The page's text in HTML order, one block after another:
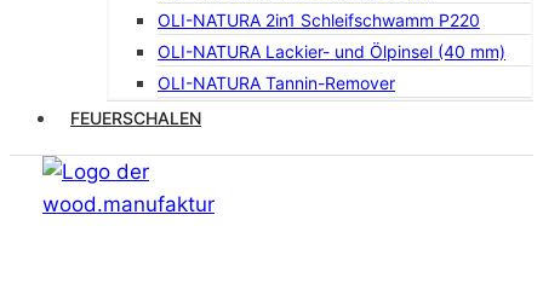
OLI-NATURA 2in1 Schleifschwamm P220
OLI-NATURA Lackier- und Ölpinsel (40 mm)
OLI-NATURA Tannin-Remover
FEUERSCHALEN